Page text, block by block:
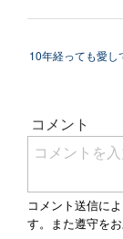
10年経っても愛し